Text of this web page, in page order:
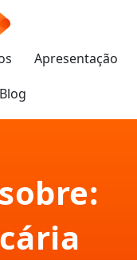
Apresentação
Blog